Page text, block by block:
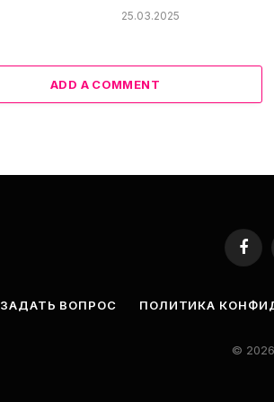
25.03.2025
ADD A COMMENT
ЗАДАТЬ ВОПРОС ПОЛИТИКА
©